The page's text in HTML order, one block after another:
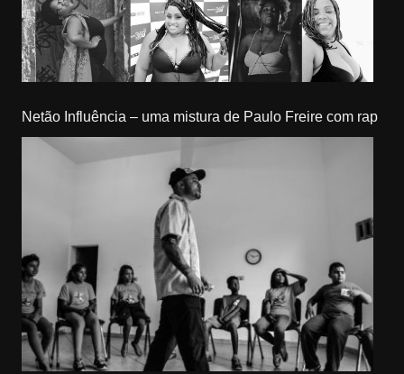
Netão Influência – uma mistura de Paulo Freire com rap